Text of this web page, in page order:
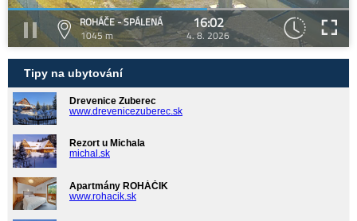
ROHÁČE - SPÁLENÁ
1045 m
16:02
4. 8. 2026
Tipy na ubytování
Drevenice Zuberec
www.drevenicezuberec.sk
Rezort u Michala
michal.sk
Apartmány ROHÁČIK
www.rohacik.sk